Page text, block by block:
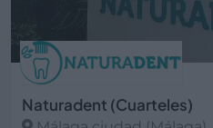
Naturadent (Cuarteles)